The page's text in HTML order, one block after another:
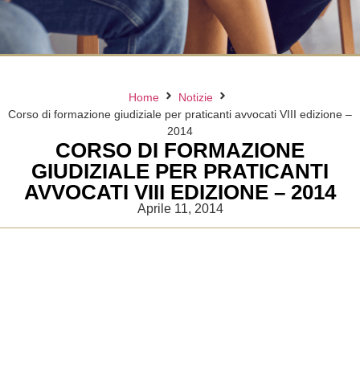
Home
Notizie
Corso di formazione giudiziale per praticanti avvocati VIII edizione –
2014
CORSO DI FORMAZIONE
GIUDIZIALE PER PRATICANTI
AVVOCATI VIII EDIZIONE – 2014
Aprile 11, 2014